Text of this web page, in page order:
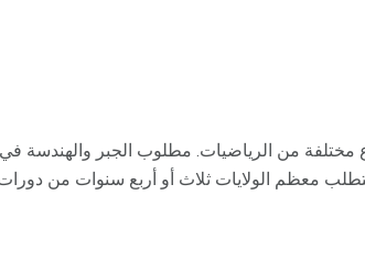
مختلفة من الرياضيات. مطلوب الجبر والهندسة
معظم الولايات ثلاث أو أربع سنوات من